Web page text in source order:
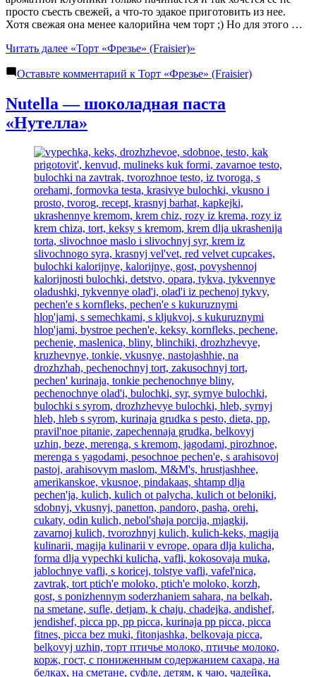
просто съесть свежей, а что-то эдакое приготовить из нее.
Хотя свежая она менее калорийна чем торт ;) Но для этого …
Читать далее «Торт «Фрезье» (Fraisier)»
Оставьте комментарий к Торт «Фрезье» (Fraisier)
Nutella — шоколадная паста
«Нутелла»